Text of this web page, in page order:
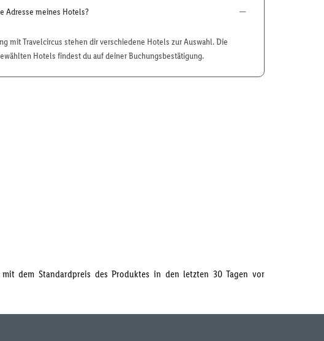
Adresse meines Hotels?
mit Travelcircus stehen dir verschiedene Hotels zur Auswahl. Die
Hotels findest du auf deiner Buchungsbestätigung.
dem Standardpreis des Produktes in den letzten 30 Tagen vor